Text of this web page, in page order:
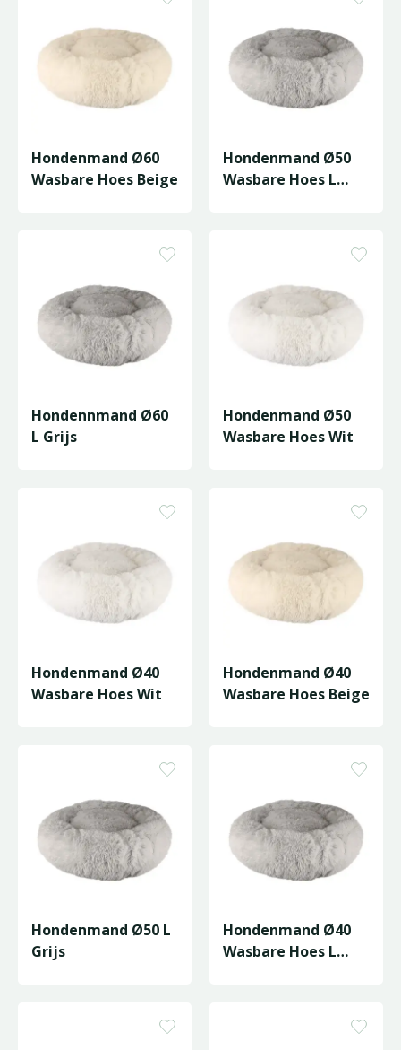
Hondenmand Ø60
Wasbare Hoes Beige
Hondenmand Ø50
Wasbare Hoes L
Hondennmand Ø60
L Grijs
Hondenmand Ø50
Wasbare Hoes Wit
Hondenmand Ø40
Wasbare Hoes Wit
Hondenmand Ø40
Wasbare Hoes Beige
Hondenmand Ø50 L
Grijs
Hondenmand Ø40
Wasbare Hoes L